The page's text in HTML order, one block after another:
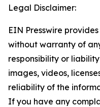
Legal Disclaimer:
EIN Presswire
without warranty of
responsibility or
images, videos,
reliability of the
If you have any